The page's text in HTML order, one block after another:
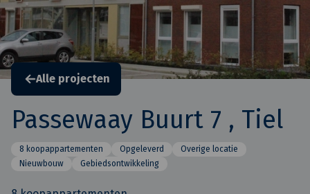
Alle projecten
Passewaay Buurt 7 , Tiel
8 koopappartementen Opgeleverd
Overige locatie
Nieuwbouw
Gebiedsontwikkeling